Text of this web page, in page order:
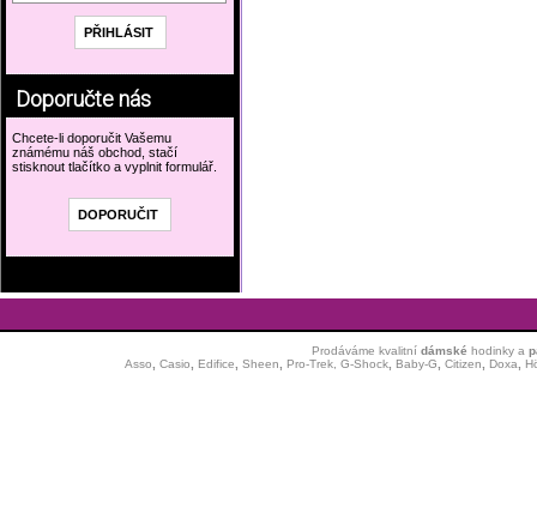
Doporučte nás
Chcete-li doporučit Vašemu
známému náš obchod, stačí
stisknout tlačítko a vyplnit formulář.
Prodáváme kvalitní dámské hodinkya
Asso
Casio Edifice Sheen Pro-Trek, G-Shock, Baby-G Citizen Doxa